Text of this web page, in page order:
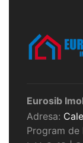
Eurosib
Adresa:
Program de